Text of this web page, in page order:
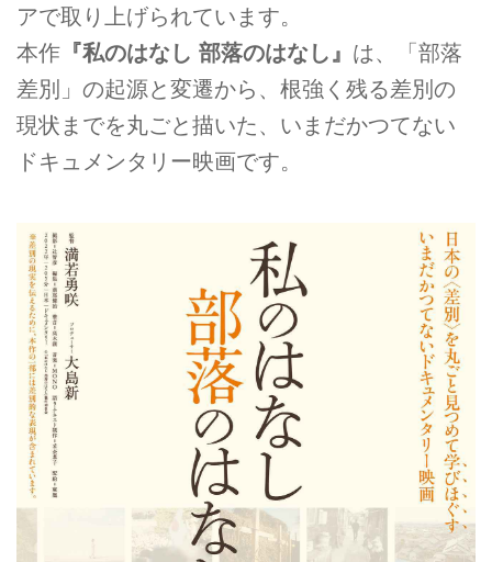
アで取り上げられています。
本作 『私のはなし 部落のはなし』 は、「部落
差別」の起源と変遷から、根強く残る差別の
現状までを丸ごと描いた、いまだかつてない
ドキュメンタリー映画です。